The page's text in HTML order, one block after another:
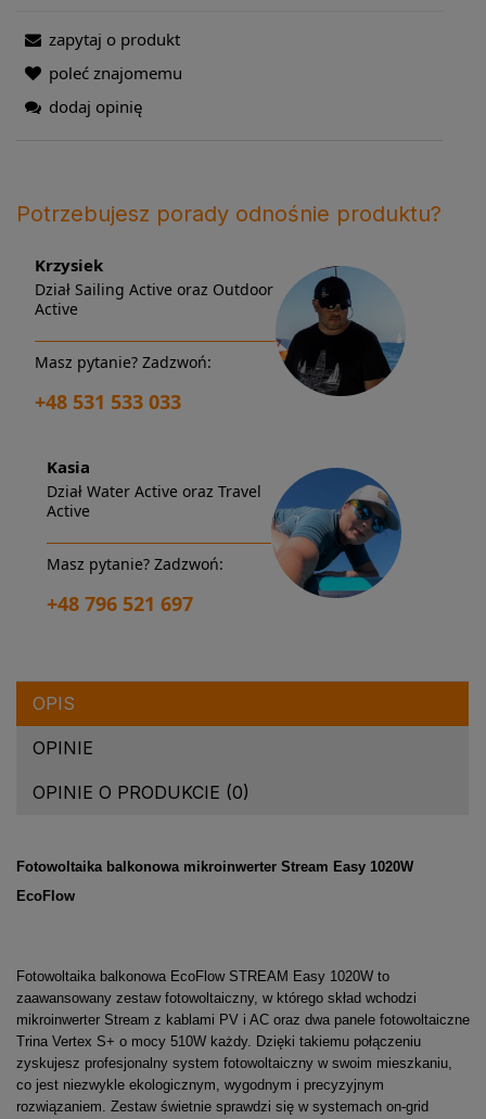
zapytaj o produkt
poleć znajomemu
dodaj opinię
Potrzebujesz porady odnośnie produktu?
Krzysiek
Dział Sailing Active oraz Outdoor
Active
Masz pytanie? Zadzwoń:
+48 531 533 033
Kasia
Dział Water Active oraz Travel
Active
Masz pytanie? Zadzwoń:
+48 796 521 697
OPIS
OPINIE
OPINIE O PRODUKCIE (0)
Fotowoltaika balkonowa mikroinwerter Stream Easy 1020W
EcoFlow
Fotowoltaika balkonowa EcoFlow STREAM Easy 1020W to
zaawansowany zestaw fotowoltaiczny, w którego skład wchodzi
mikroinwerter Stream z kablami PV i AC oraz dwa panele fotowoltaiczne
Trina Vertex S+ o mocy 510W każdy. Dzięki takiemu połączeniu
zyskujesz profesjonalny system fotowoltaiczny w swoim mieszkaniu,
co jest niezwykle ekologicznym, wygodnym i precyzyjnym
rozwiązaniem. Zestaw świetnie sprawdzi się w systemach on-grid